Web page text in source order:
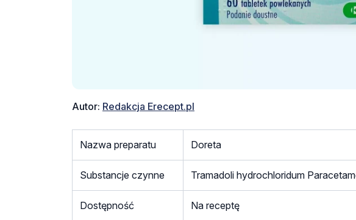
Autor: Redakcja Erecept.pl
Nazwa preparatu
Doreta
Substancje czynne Tramadoli hydrochloridum
Dostępność Na receptę